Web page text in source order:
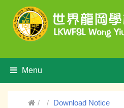
Menu
Download Notice